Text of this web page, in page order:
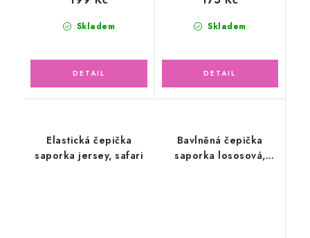
Skladem Skladem
Elastická čepička
saporka jersey, safari
Bavlněná čepička
saporka lososová,